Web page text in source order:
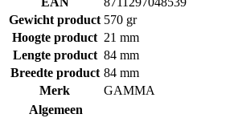
Gewicht product 570 gr
Hoogte product 21 mm
Lengte product 84 mm
Breedte product 84 mm
Merk
GAMMA
Algemeen